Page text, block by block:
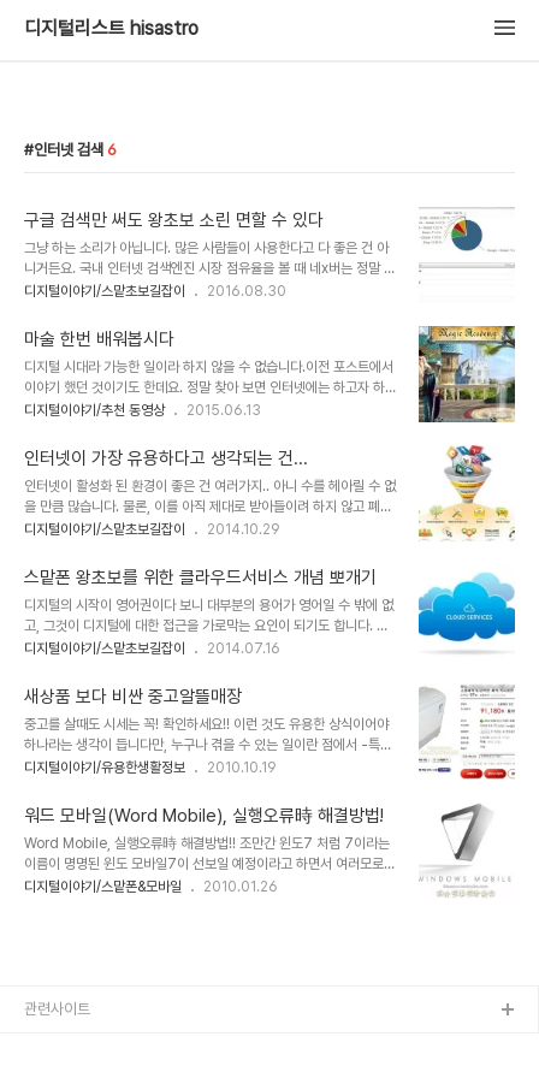
디지털리스트 hisastro
인터넷 검색 6
구글 검색만 써도 왕초보 소린 면할 수 있다
그냥 하는 소리가 아닙니다. 많은 사람들이 사용한다고 다 좋은 건 아
니거든요. 국내 인터넷 검색엔진 시장 점유율을 볼 때 네x버는 정말 네
버 할 정돕니다. 하지만 아는 이들은 다 아는 사실인데, 검색 품질이 좋
드리면, 말 그대롭니다. 만일 스스로 디지털에 익숙하지 않지만 좀 잘
쓰고 싶다는 생각을 하신다면 검색을 잘 활용하시란 말씀을 먼저 드립
니다. 그 자세한 내용은 아래 링크에 남겨 두었습니다. 스마트폰 왕초
보를 벗어나고 싶다면 이것만은 꼭!! 검색 활용을 잘 하기 위해서는 어
디서 검색해야 하는지의 결정... 과 그에 따른 습관이 아주 중요합니다.
인터넷 검색을 ..
디지털이야기/스맡초보길잡이 2016.08.30
마술 한번 배워봅시다
디지털 시대라 가능한 일이라 하지 않을 수 없습니다.이전 포스트에서
이야기 했던 것이기도 한데요. 정말 찾아 보면 인터넷에는 하고자 하는
대부분의 참고할 만한 자료가 적잖이 존재합니다. 그것도 입맛에 따라
터넷이 가장 유용하다고 생각되는 건... 말하고자 하는 것과는 좀 진지
한 내용인데... 잠시 참고로 언급하자면 15세 소년이 -잡스옹까지 잠
들게 했던 그 무시 무시한- 췌장암 진단기를 개발했다는 소식이 있었
죠? 그 소년에 따르면 자기 자신이 단지 그냥 똑똑해서 개발할 수 있던
것이 아니라 인터넷 검색을 통해 적절한 자료를 얻을 수 있었고... 네트
미지 출처: www.ga..
디지털이야기/추천 동영상 2015.06.13
인터넷이 가장 유용하다고 생각되는 건...
인터넷이 활성화 된 환경이 좋은 건 여러가지.. 아니 수를 헤아릴 수 없
을 만큼 많습니다. 물론, 이를 아직 제대로 받아들이려 하지 않고 폐해
가 더 많다고 생각하는 경우도 있을 테지만... 정보의 교류, 소통... 이
었던 시대로 보자면 뭔가 알고 싶어도 혼자서 어떻게 할 수 없는 상황
이 대부분이었을 겁니다. 또한 알고 싶다고 해서 아무나 범접하기 힘든
것이 더 많았습니다. 하지만 인터넷이 활성화된 지금은 마음 먹기에 따
라 누구나 쉽게 알 수 있고 접근 가능해 진 것이 정말 많습니다. 세계
유수의 대학에서 공개적으로 강의를 인터넷에 올리고 어느 누구라도
엔 상상 조차 ..
디지털이야기/스맡초보길잡이 2014.10.29
스맡폰 왕초보를 위한 클라우드서비스 개념 뽀개기
디지털의 시작이 영어권이다 보니 대부분의 용어가 영어일 수 밖에 없
고, 그것이 디지털에 대한 접근을 가로막는 요인이 되기도 합니다. 스
마트폰 왕초보인 경우라면 더더욱 그렇습니다. 매번 노파심에 말씀드
클라우드서비스(Cloud Service)라는 것이 보편화된지도 꽤 오랜
시간이 흐른 것 같습니다. 하지만 일반적으로 대부분의 사람들이 그 개
념을 명확하게 이해했는지는 별개의 문제입니다. 디지털 IT에 조금이
라도 관심이 있는 분들이라면 대부분 알고 있을 내용일테지만, 그렇지
않은 경우라면 좀 막연하게 알랑말랑 한 정도이지 않을까요? 이미지
털 용어입니다. 그런데, 클라우드..
디지털이야기/스맡초보길잡이 2014.07.16
새상품 보다 비싼 중고알뜰매장
중고를 살때도 시세는 꼭! 확인하세요!! 이런 것도 유용한 상식이어야
하나라는 생각이 듭니다만, 누구나 겪을 수 있는 일이란 점에서 -특히
절약이 몸에 익숙하신 부모님들께- 저의 부모님께서 당할? 뻔한 경험
실제 겪었던 내용의 일부입니다. 이름만 알뜰매장? 본가에 찾은 저에
게 어머님께서는 그간 어머님의 일상에서 경험하신 일들을 말씀을 하
시면서 자연스럽게 작은 빨래감들을 간단히 해결할 수 있는 미니 세탁
기가 필요했고, 이틀 전인가 적당한 제품을 인근 알뜰매장에서 찾았고
하셨습니다. 어머님 딴엔 내심 좋은 물건 싸게 구매할 수 있게 되었다
디지털이야기/유용한생활정보 2010.10.19
워드 모바일(Word Mobile), 실행오류時 해결방법!
Word Mobile, 실행오류時 해결방법!! 조만간 윈도7 처럼 7이라는
이름이 명명된 윈도 모바일7이 선보일 예정이라고 하면서 여러모로
개선된 모습일 것임을 MS가 시사하고 있긴 합니다만... 어느정도의 획
통된 문제인식 중 하나는 메모리 부족일 겁니다. MS가 데스크탑에서
디지털이야기/스맡폰&모바일 2010.01.26
관련사이트